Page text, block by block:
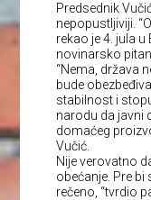
Predsednik
nepopustljiviji.
rekao je 4. jula
novinarsko
“Nema, država
bude
stabilnost i
narodu da javni
domaćeg
Vučić.
Nije verovatno
obećanje. Pre bi
rečeno, “tvrdio